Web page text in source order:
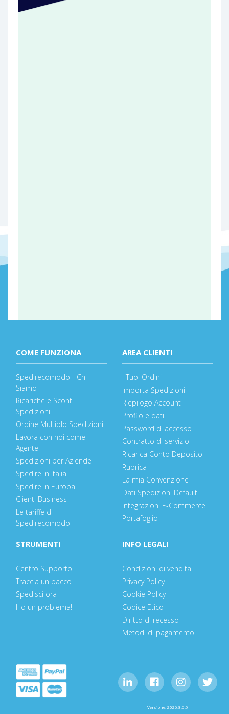
COME FUNZIONA
Spedirecomodo - Chi
Siamo
Ricariche e Sconti
Spedizioni
Ordine Multiplo Spedizioni
Lavora con noi come
Agente
Spedizioni per Aziende
Spedire in Italia
Spedire in Europa
Clienti Business
Le tariffe di
Spedirecomodo
AREA CLIENTI
I Tuoi Ordini
Importa Spedizioni
Riepilogo Account
Profilo e dati
Password di accesso
Contratto di servizio
Ricarica Conto Deposito
Rubrica
La mia Convenzione
Dati Spedizioni Default
Integrazioni E-Commerce
Portafoglio
STRUMENTI
Centro Supporto
Traccia un pacco
Spedisci ora
Ho un problema!
INFO LEGALI
Condizioni di vendita
Privacy Policy
Cookie Policy
Codice Etico
Diritto di recesso
Metodi di pagamento
Versione: 2026.8.6.5